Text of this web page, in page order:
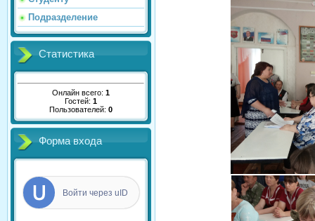
Подразделение
Статистика
Онлайн всего: 1
Гостей: 1
Пользователей: 0
Форма входа
Войти через uID